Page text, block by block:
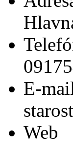
E-
Web